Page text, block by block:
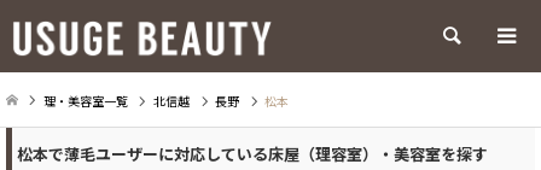
検索
理・美容室一覧 北信越 長野 松本
松本で薄毛ユーザーに対応している床屋（理容室）・美容室を探す